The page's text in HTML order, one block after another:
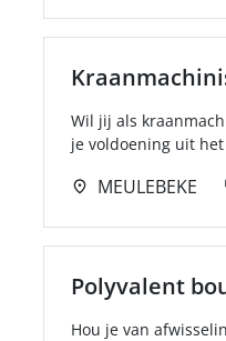
Wil jij als
je voldoening uit
MEULEBEKE
Polyvalent
Hou je van